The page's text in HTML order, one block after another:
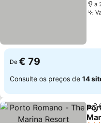
a
De € 79
Consulte os preços de 14